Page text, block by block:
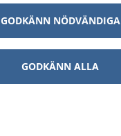
GODKÄNN NÖDVÄNDIGA
GODKÄNN ALLA